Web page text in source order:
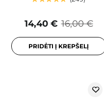
16,00 €
14,40 €
PRIDĖTI Į KREPŠELĮ